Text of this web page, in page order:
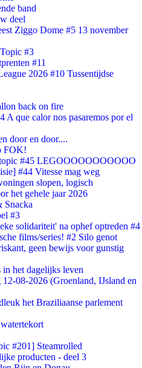
band
deel
Ziggo Dome #5 13 november
#3
#11
2026 #10 Tussentijdse
back on fire
A que calor nos pasaremos por el
door en door....
FOK!
#45 LEGOOOOOOOOOOO
#44 Vitesse mag weg
slopen, logisch
het gehele jaar 2026
Snacka
#3
solidariteit' na ophef optreden #4
films/series! #2 Silo genot
geen bewijs voor gunstig
het dagelijks leven
08-2026 (Groenland, IJsland en
het Braziliaanse parlement
#201] Steamrolled
producten - deel 3